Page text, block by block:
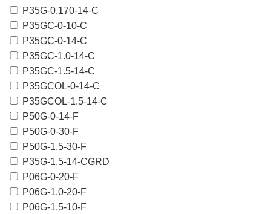
P35G-0.170-14-C
P35GC-0-10-C
P35GC-0-14-C
P35GC-1.0-14-C
P35GC-1.5-14-C
P35GCOL-0-14-C
P35GCOL-1.5-14-C
P50G-0-14-F
P50G-0-30-F
P50G-1.5-30-F
P35G-1.5-14-CGRD
P06G-0-20-F
P06G-1.0-20-F
P06G-1.5-10-F